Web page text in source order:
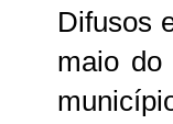
Difusos
maio do